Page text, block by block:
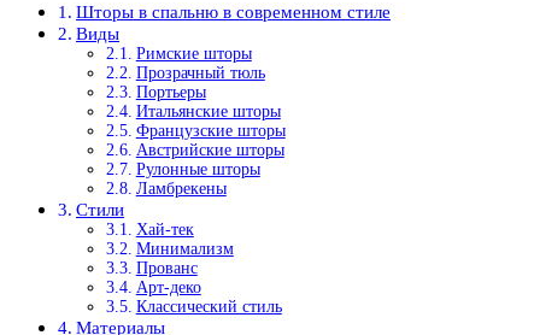
Шторы в спальню в современном стиле
Виды
Римские шторы
Прозрачный тюль
Портьеры
Итальянские шторы
Французские шторы
Австрийские шторы
Рулонные шторы
Ламбрекены
Стили
Хай-тек
Минимализм
Прованс
Арт-деко
Классический стиль
Материалы